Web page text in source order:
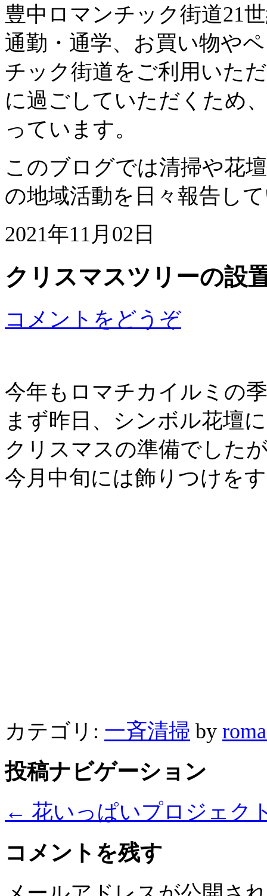
豊中ロマンチック街道21
通勤・通学、お買い物や
チック街道をご利用いた
に過ごしていただくため
っています。
このブログでは清掃や花
の地域活動を日々報告し
2021年11月02日
クリスマスツリーの設
コメントをどうぞ
今年もロマチカイルミの
まず昨日、シンボル花壇
クリスマスの準備でした
今月中旬には飾りつけを
カテゴリ: 一斉清掃 by
投稿ナビゲーション
← 花いっぱいプロジェク
コメントを残す